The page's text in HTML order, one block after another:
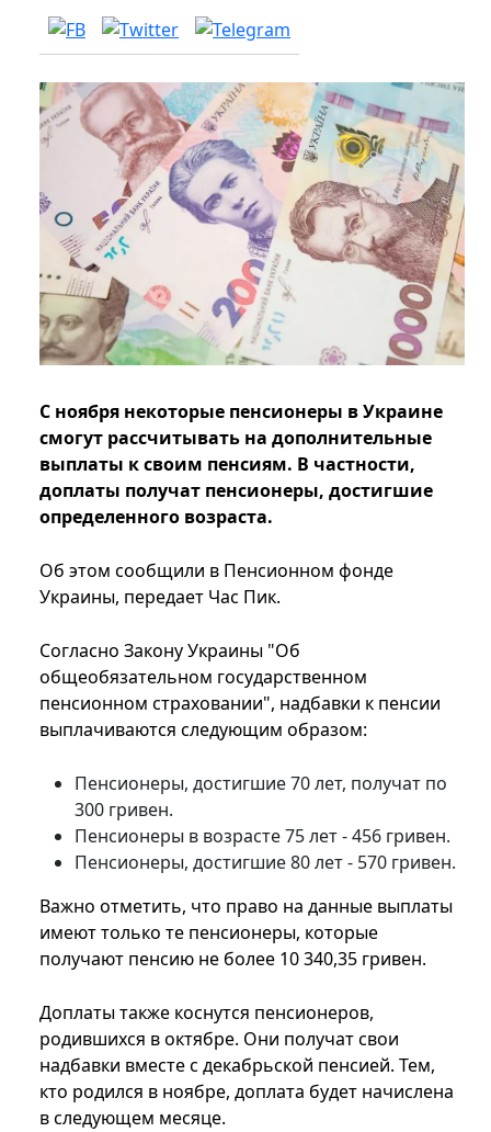
С ноября некоторые пенсионеры в Украине
смогут рассчитывать на дополнительные
выплаты к своим пенсиям. В частности,
доплаты получат пенсионеры, достигшие
определенного возраста.
Об этом сообщили в Пенсионном фонде
Украины, передает Час Пик.
Согласно Закону Украины "Об
общеобязательном государственном
пенсионном страховании", надбавки к пенсии
выплачиваются следующим образом:
Пенсионеры, достигшие 70 лет, получат по
300 гривен.
Пенсионеры в возрасте 75 лет - 456 гривен.
Пенсионеры, достигшие 80 лет - 570 гривен.
Важно отметить, что право на данные выплаты
имеют только те пенсионеры, которые
получают пенсию не более 10 340,35 гривен.
Доплаты также коснутся пенсионеров,
родившихся в октябре. Они получат свои
надбавки вместе с декабрьской пенсией. Тем,
кто родился в ноябре, доплата будет начислена
в следующем месяце.